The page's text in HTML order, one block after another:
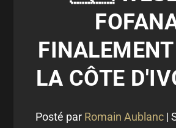
LA CÔTE
Posté par Romain Aublanc|